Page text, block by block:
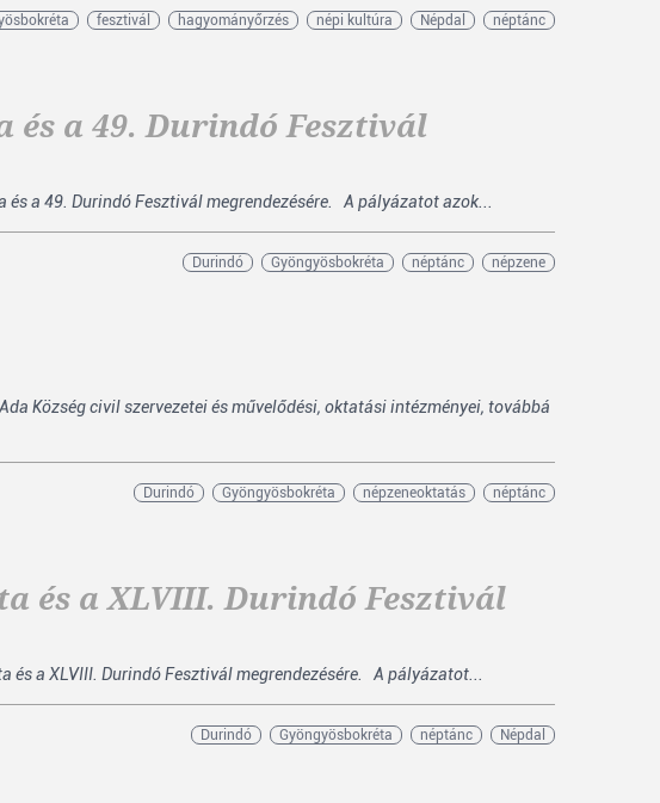
fesztivál hagyományőrzés népi kultúra Népdal néptánc
és a 49. Durindó Fesztivál
a 49. Durindó Fesztivál megrendezésére. A pályázatot azok...
Durindó Gyöngyösbokréta néptánc népzene
Község civil szervezetei és művelődési, oktatási intézményei, továbbá
Durindó Gyöngyösbokréta népzeneoktatás néptánc
és a XLVIII. Durindó Fesztivál
a XLVIII. Durindó Fesztivál megrendezésére. A pályázatot...
Durindó Gyöngyösbokréta néptánc Népdal